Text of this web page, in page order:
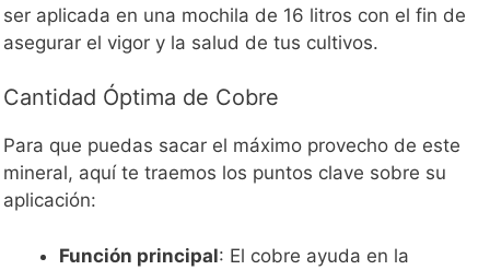
ser aplicada en una mochila de 16 litros con el fin de
asegurar el vigor y la salud de tus cultivos.
Cantidad Óptima de Cobre
Para que puedas sacar el máximo provecho de este
mineral, aquí te traemos los puntos clave sobre su
aplicación:
Función principal: El cobre ayuda en la